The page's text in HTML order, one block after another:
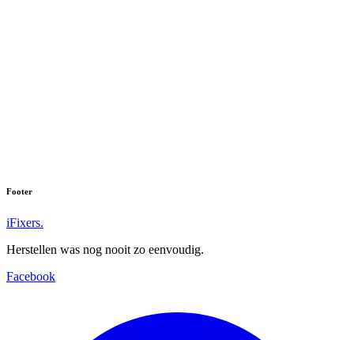
Footer
iFixers.
Herstellen was nog nooit zo eenvoudig.
Facebook